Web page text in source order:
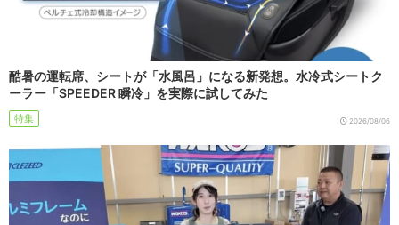
酷暑の運転席、シートが「水風呂」になる新発想。水冷式シートク
ーラー「SPEEDER 瞬冷」を実際に試してみた
特集 2026/08/06